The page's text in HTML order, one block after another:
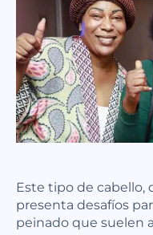
Este tipo de cabello,
presenta desafíos
peinado que suelen